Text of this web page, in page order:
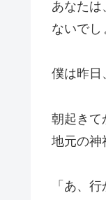
あなたは
ないでし
僕は昨日
朝起きて
地元の神
「あ、